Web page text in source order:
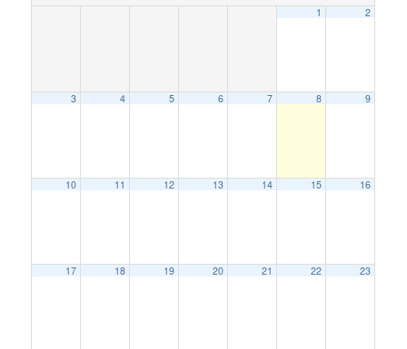
1 2
3 4 5 6 7 8 9
10 11 12 13 14 15 16
17 18 19 20 21 22 23